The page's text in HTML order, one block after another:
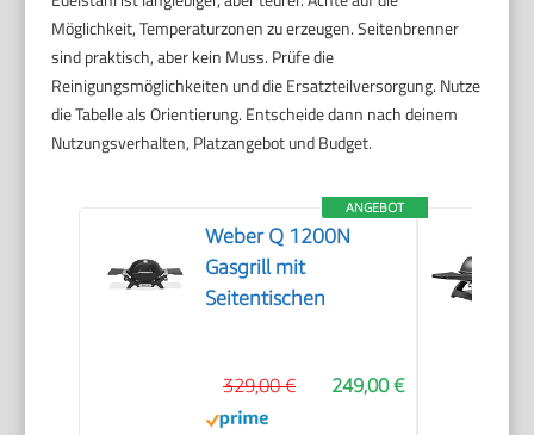
Möglichkeit, Temperaturzonen zu erzeugen. Seitenbrenner
sind praktisch, aber kein Muss. Prüfe die
Reinigungsmöglichkeiten und die Ersatzteilversorgung. Nutze
die Tabelle als Orientierung. Entscheide dann nach deinem
Nutzungsverhalten, Platzangebot und Budget.
ANGEBOT
Weber Q 1200N
Gasgrill mit
Seitentischen
249,00 €
329,00 €